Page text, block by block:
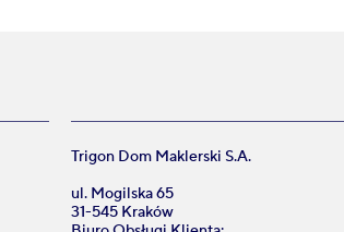
Trigon Dom Maklerski S.A.
ul. Mogilska 65
31-545 Kraków